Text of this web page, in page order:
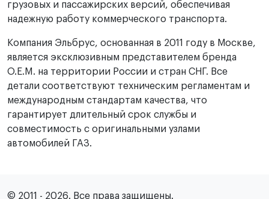
грузовых и пассажирских версий, обеспечивая
надежную работу коммерческого транспорта.
Компания Эльбрус, основанная в 2011 году в Москве,
является эксклюзивным представителем бренда
O.E.M. на территории России и стран СНГ. Все
детали соответствуют техническим регламентам и
международным стандартам качества, что
гарантирует длительный срок службы и
совместимость с оригинальными узлами
автомобилей ГАЗ.
© 2011 - 2026. Все права защищены.